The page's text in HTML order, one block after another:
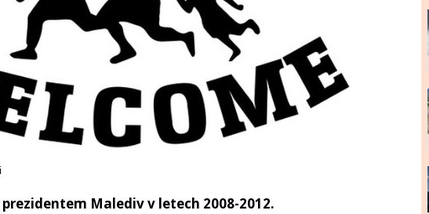
Malediv v letech 2008-2012.